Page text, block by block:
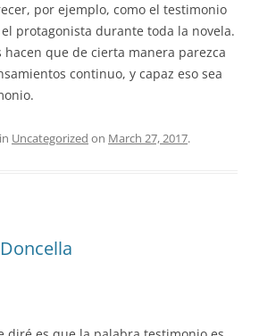
por ejemplo, como el testimonio
protagonista durante toda la novela.
hacen que de cierta manera parezca
continuo, y capaz eso sea
Uncategorized on March 27, 2017.